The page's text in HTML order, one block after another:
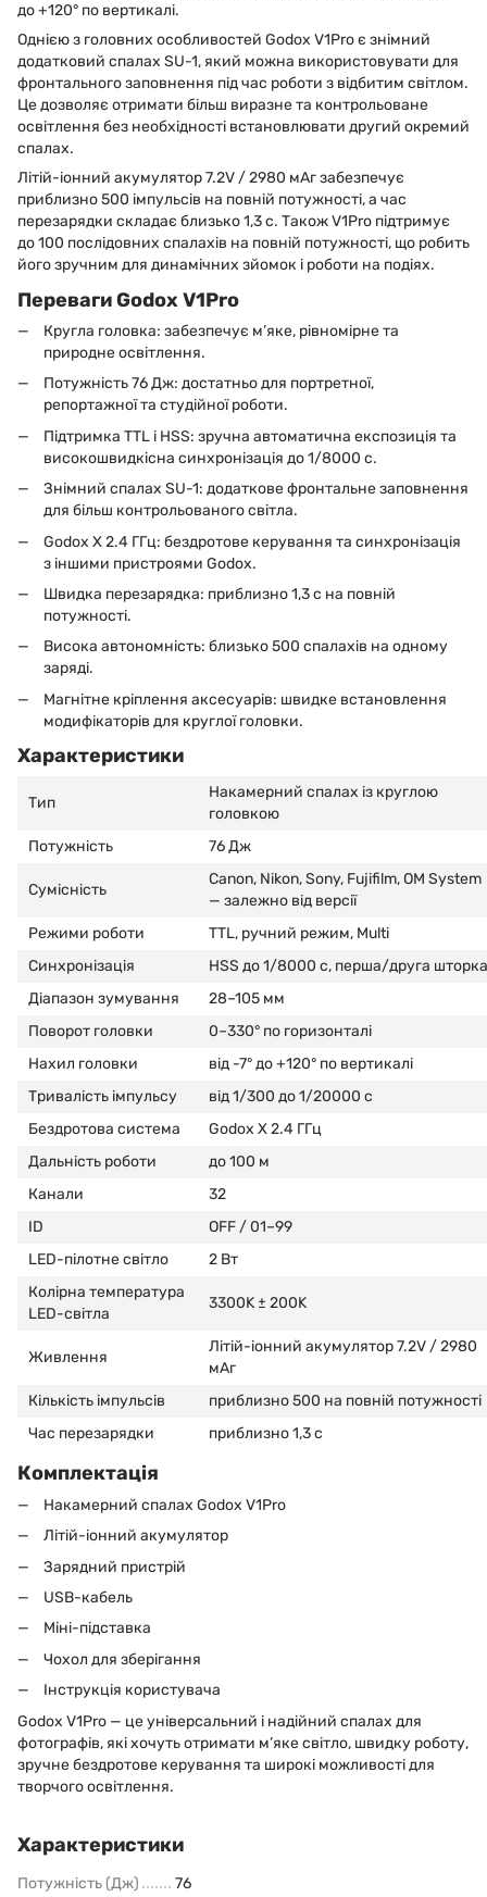
до +120° по вертикалі.
Однією з головних особливостей Godox V1Pro є знімний
додатковий спалах SU-1, який можна використовувати для
фронтального заповнення під час роботи з відбитим світлом.
Це дозволяє отримати більш виразне та контрольоване
освітлення без необхідності встановлювати другий окремий
спалах.
Літій-іонний акумулятор 7.2V / 2980 мАг забезпечує
приблизно 500 імпульсів на повній потужності, а час
перезарядки складає близько 1,3 с. Також V1Pro підтримує
до 100 послідовних спалахів на повній потужності, що робить
його зручним для динамічних зйомок і роботи на подіях.
Переваги Godox V1Pro
Кругла головка: забезпечує м’яке, рівномірне та
природне освітлення.
Потужність 76 Дж: достатньо для портретної,
репортажної та студійної роботи.
Підтримка TTL і HSS: зручна автоматична експозиція та
високошвидкісна синхронізація до 1/8000 с.
Знімний спалах SU-1: додаткове фронтальне заповнення
для більш контрольованого світла.
Godox X 2.4 ГГц: бездротове керування та синхронізація
з іншими пристроями Godox.
Швидка перезарядка: приблизно 1,3 с на повній
потужності.
Висока автономність: близько 500 спалахів на одному
заряді.
Магнітне кріплення аксесуарів: швидке встановлення
модифікаторів для круглої головки.
Характеристики
Тип
Накамерний спалах із круглою
головкою
Потужність
76 Дж
Сумісність
Canon, Nikon, Sony, Fujifilm, OM System
— залежно від версії
Режими роботи
TTL, ручний режим, Multi
Синхронізація
HSS до 1/8000 с, перша/друга шторка
Діапазон зумування
28–105 мм
Поворот головки
0–330° по горизонталі
Нахил головки
від -7° до +120° по вертикалі
Тривалість імпульсу
від 1/300 до 1/20000 с
Бездротова система
Godox X 2.4 ГГц
Дальність роботи
до 100 м
Канали
32
ID
OFF / 01–99
LED-пілотне світло
2 Вт
Колірна температура
LED-світла
3300K ± 200K
Живлення
Літій-іонний акумулятор 7.2V / 2980
мАг
Кількість імпульсів
приблизно 500 на повній потужності
Час перезарядки
приблизно 1,3 с
Комплектація
Накамерний спалах Godox V1Pro
Літій-іонний акумулятор
Зарядний пристрій
USB-кабель
Міні-підставка
Чохол для зберігання
Інструкція користувача
Godox V1Pro — це універсальний і надійний спалах для
фотографів, які хочуть отримати м’яке світло, швидку роботу,
зручне бездротове керування та широкі можливості для
творчого освітлення.
Характеристики
Потужність (Дж) 76